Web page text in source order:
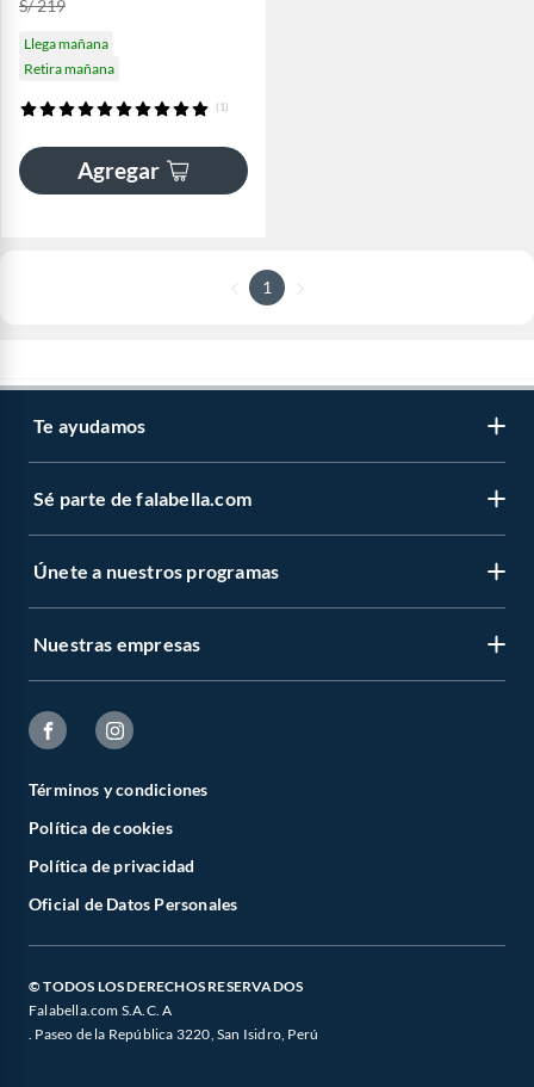
S/ 219
Llega mañana
Retira mañana
(1)
Agregar
1
Te ayudamos
Sé parte de falabella.com
Únete a nuestros programas
Nuestras empresas
Términos y condiciones
Política de cookies
Política de privacidad
Oficial de Datos Personales
© TODOS LOS DERECHOS RESERVADOS
Falabella.com S.A.C. A
. Paseo de la República 3220, San Isidro, Perú